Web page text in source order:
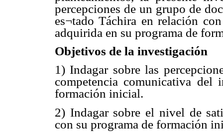
percepciones de un grupo de
es¬tado Táchira en relación
adquirida en su programa de
Objetivos de la investigación
1) Indagar sobre las
competencia comunicativa del
formación inicial.
2) Indagar sobre el nivel de
con su programa de formación